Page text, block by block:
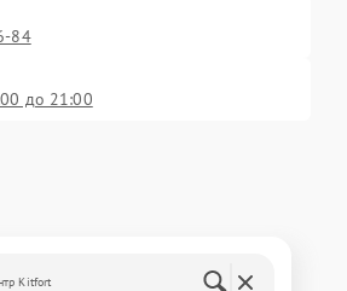
84
до 21:00
Kitfort